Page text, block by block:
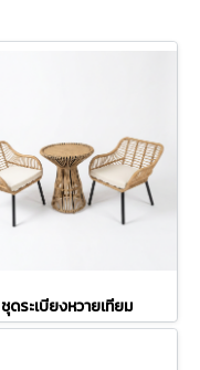
ชุดระเบียงหวายเทียม